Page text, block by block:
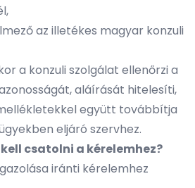
az illetékes magyar konzuli
a konzuli szolgálat ellenőrzi a
aláírását hitelesíti,
együtt továbbítja
eljáró szervhez.
csatolni a kérelemhez?
iránti kérelemhez